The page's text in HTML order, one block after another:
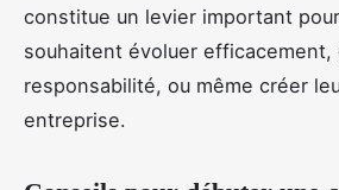
constitue un levier important
souhaitent évoluer efficacement,
responsabilité, ou même créer
entreprise.